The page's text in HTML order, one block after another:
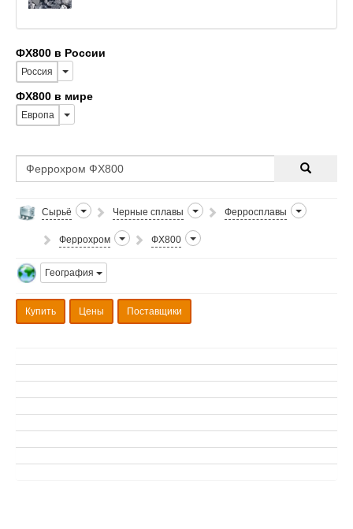
ФХ800 в России
Россия
ФХ800 в мире
Европа
Сырьё Черные сплавы Ферросплавы
Феррохром ФХ800
География
Купить Цены Поставщики